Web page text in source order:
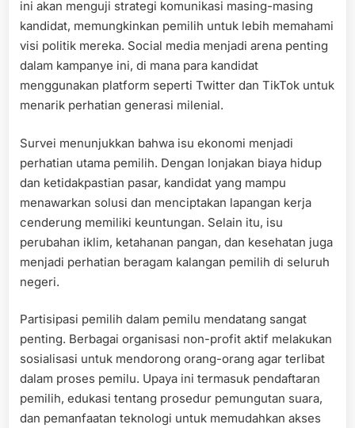
ini akan menguji strategi komunikasi masing-masing
kandidat, memungkinkan pemilih untuk lebih memahami
visi politik mereka. Social media menjadi arena penting
dalam kampanye ini, di mana para kandidat
menggunakan platform seperti Twitter dan TikTok untuk
menarik perhatian generasi milenial.
Survei menunjukkan bahwa isu ekonomi menjadi
perhatian utama pemilih. Dengan lonjakan biaya hidup
dan ketidakpastian pasar, kandidat yang mampu
menawarkan solusi dan menciptakan lapangan kerja
cenderung memiliki keuntungan. Selain itu, isu
perubahan iklim, ketahanan pangan, dan kesehatan juga
menjadi perhatian beragam kalangan pemilih di seluruh
negeri.
Partisipasi pemilih dalam pemilu mendatang sangat
penting. Berbagai organisasi non-profit aktif melakukan
sosialisasi untuk mendorong orang-orang agar terlibat
dalam proses pemilu. Upaya ini termasuk pendaftaran
pemilih, edukasi tentang prosedur pemungutan suara,
dan pemanfaatan teknologi untuk memudahkan akses